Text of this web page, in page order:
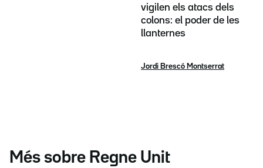
vigilen els atacs dels
colons: el poder de les
llanternes
Jordi Brescó Montserrat
Més sobre Regne Unit